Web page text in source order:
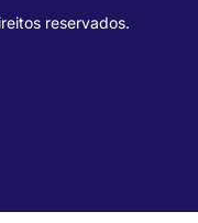
reservados.